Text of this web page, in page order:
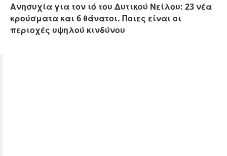
Ανησυχία για τον ιό του Δυτικού Νείλου: 23 νέα
κρούσματα και 6 θάνατοι. Ποιες είναι οι
περιοχές υψηλού κινδύνου